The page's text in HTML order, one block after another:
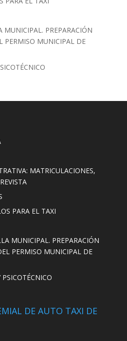
MUNICIPAL. PREPARACIÓN
PERMISO MUNICIPAL DE
MATRICULACIONES,
PARA EL TAXI
MUNICIPAL. PREPARACIÓN
PERMISO MUNICIPAL DE
DE AUTO TAXI DE